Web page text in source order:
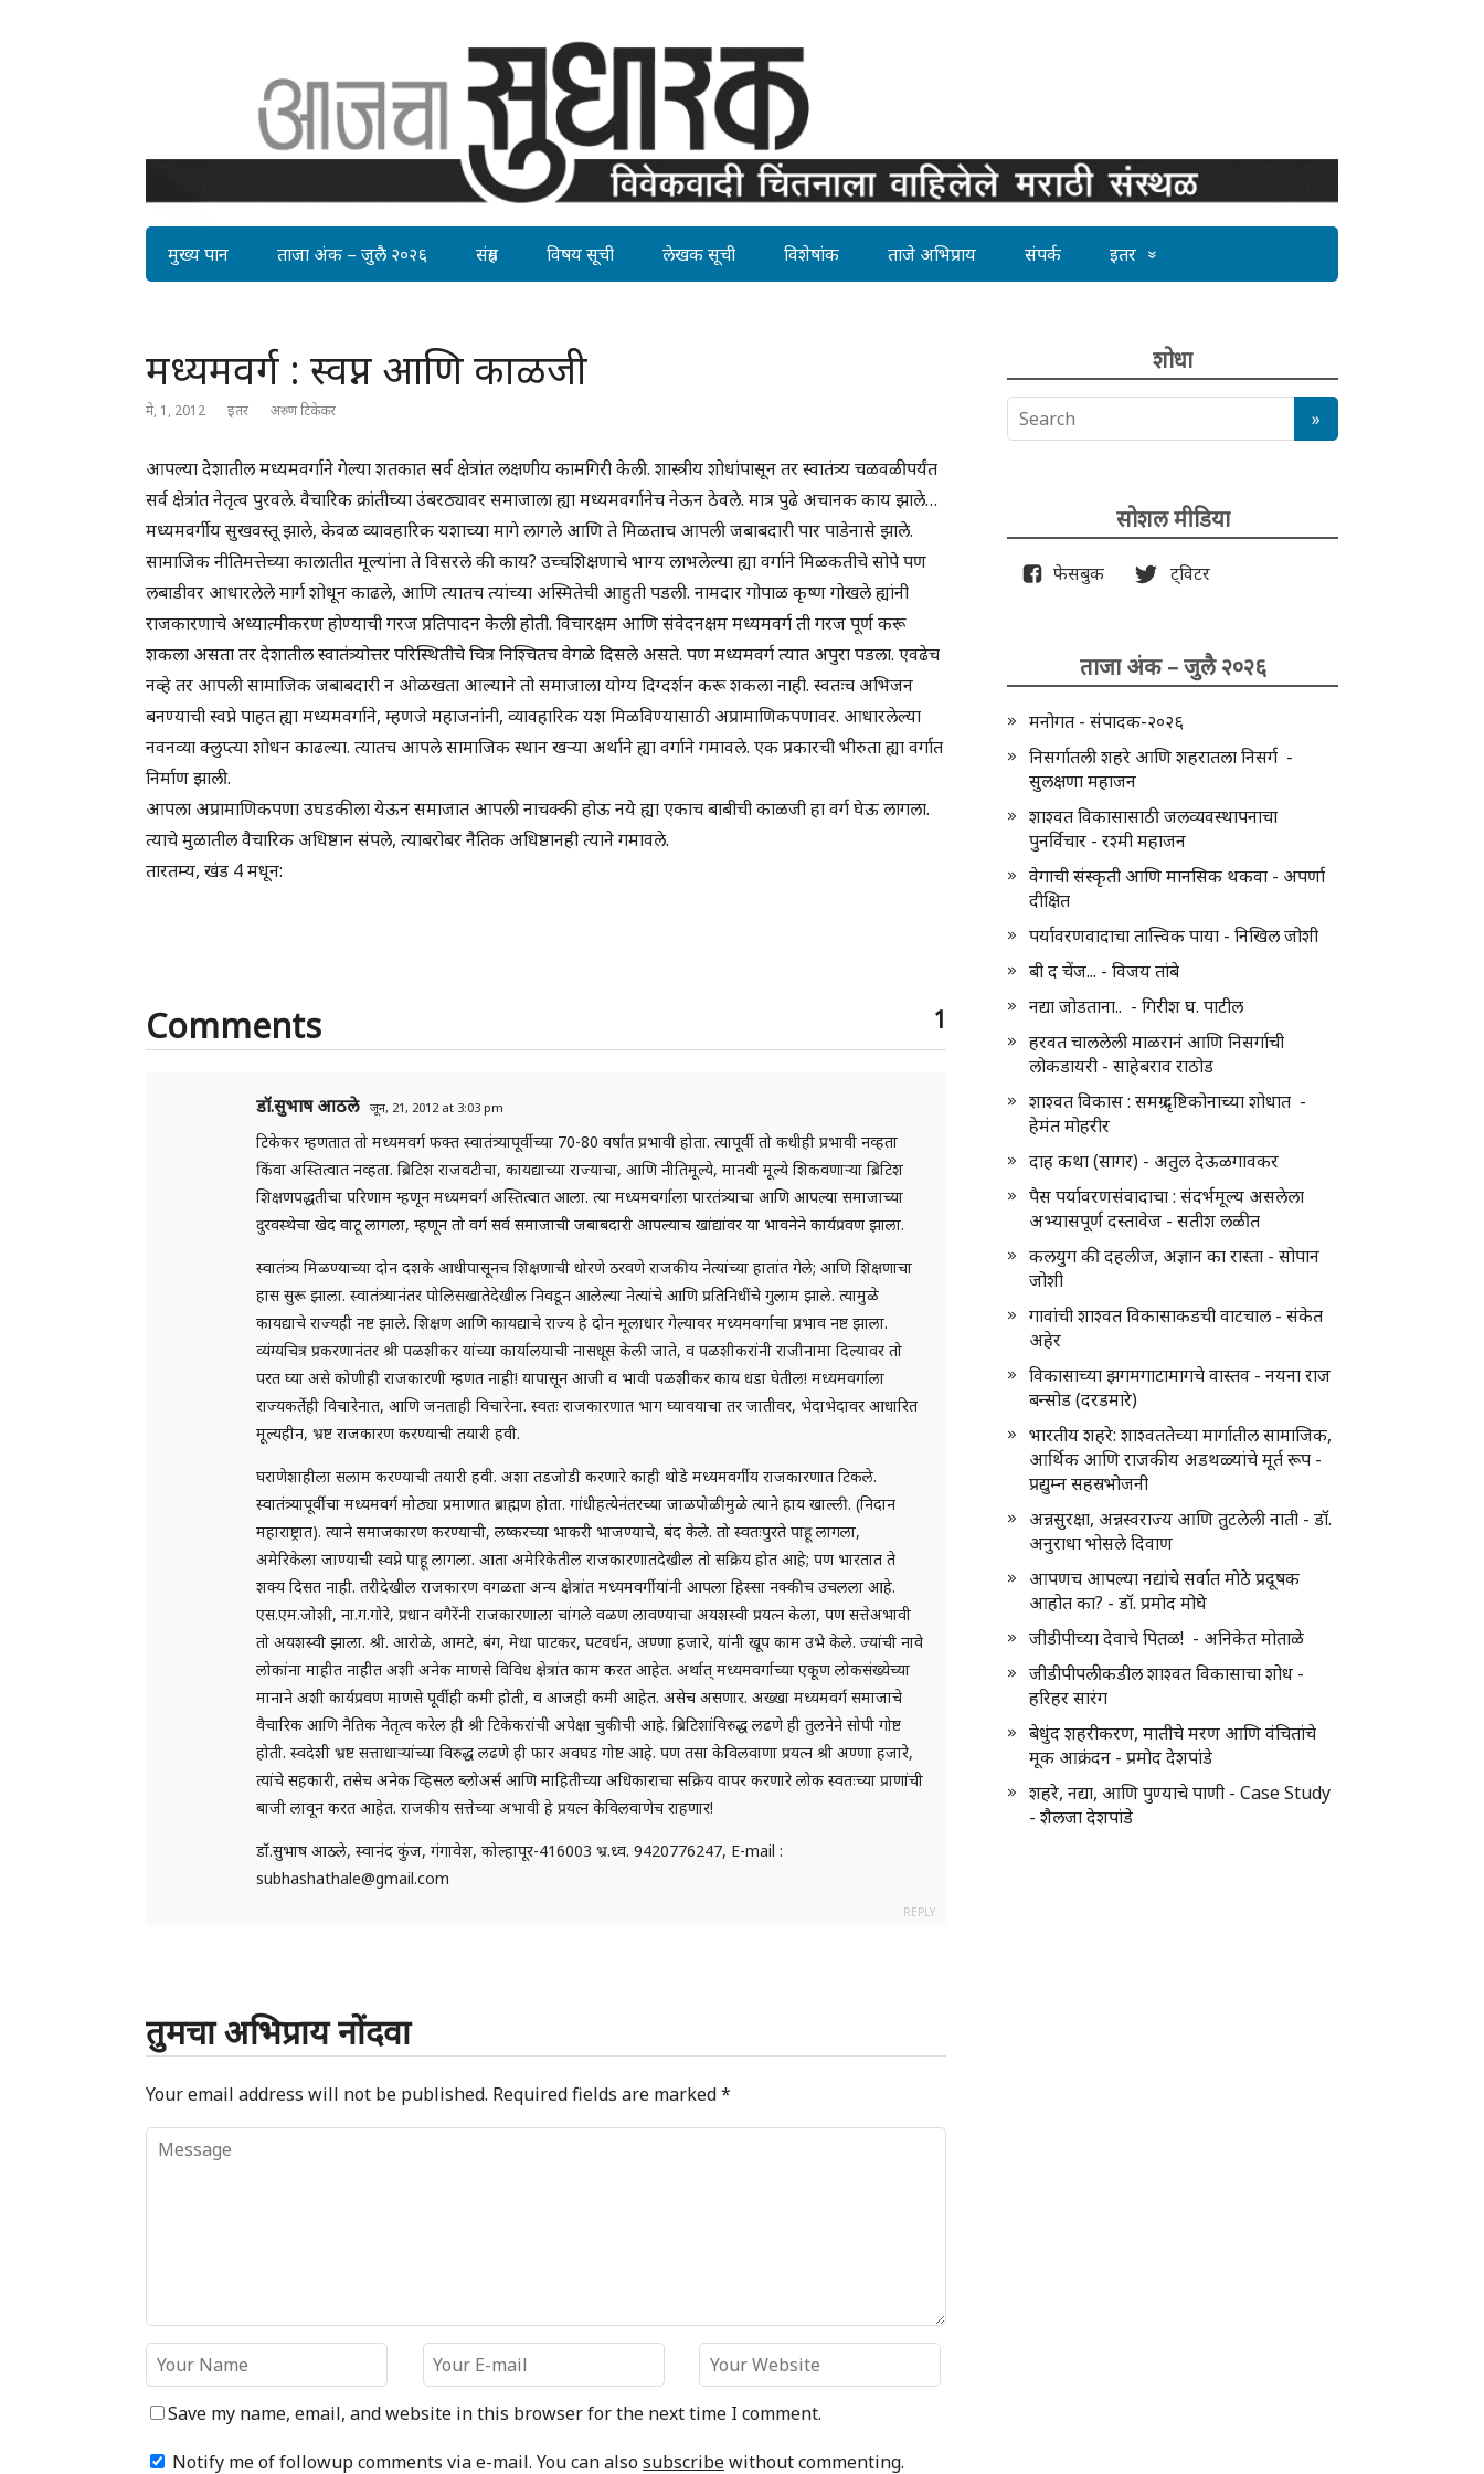
मुख्य पान ताजा अंक – जुलै २०२६ संग्रह विषय सूची लेखक सूची विशेषांक ताजे अभिप्राय संपर्क इतर
मध्यमवर्ग : स्वप्न आणि काळजी
मे, 1, 2012 इतर अरुण टिकेकर
आपल्या देशातील मध्यमवर्गाने गेल्या शतकात सर्व क्षेत्रांत लक्षणीय कामगिरी केली. शास्त्रीय शोधांपासून तर स्वातंत्र्य चळवळीपर्यंत
सर्व क्षेत्रांत नेतृत्व पुरवले. वैचारिक क्रांतीच्या उंबरठ्यावर समाजाला ह्या मध्यमवर्गानेच नेऊन ठेवले. मात्र पुढे अचानक काय झाले…
मध्यमवर्गीय सुखवस्तू झाले, केवळ व्यावहारिक यशाच्या मागे लागले आणि ते मिळताच आपली जबाबदारी पार पाडेनासे झाले.
सामाजिक नीतिमत्तेच्या कालातीत मूल्यांना ते विसरले की काय? उच्चशिक्षणाचे भाग्य लाभलेल्या ह्या वर्गाने मिळकतीचे सोपे पण
लबाडीवर आधारलेले मार्ग शोधून काढले, आणि त्यातच त्यांच्या अस्मितेची आहुती पडली. नामदार गोपाळ कृष्ण गोखले ह्यांनी
राजकारणाचे अध्यात्मीकरण होण्याची गरज प्रतिपादन केली होती. विचारक्षम आणि संवेदनक्षम मध्यमवर्ग ती गरज पूर्ण करू
शकला असता तर देशातील स्वातंत्र्योत्तर परिस्थितीचे चित्र निश्चितच वेगळे दिसले असते. पण मध्यमवर्ग त्यात अपुरा पडला. एवढेच
नव्हे तर आपली सामाजिक जबाबदारी न ओळखता आल्याने तो समाजाला योग्य दिग्दर्शन करू शकला नाही. स्वतःच अभिजन
बनण्याची स्वप्ने पाहत ह्या मध्यमवर्गाने, म्हणजे महाजनांनी, व्यावहारिक यश मिळविण्यासाठी अप्रामाणिकपणावर. आधारलेल्या
नवनव्या क्लुप्त्या शोधन काढल्या. त्यातच आपले सामाजिक स्थान खऱ्या अर्थाने ह्या वर्गाने गमावले. एक प्रकारची भीरुता ह्या वर्गात
निर्माण झाली.
आपला अप्रामाणिकपणा उघडकीला येऊन समाजात आपली नाचक्की होऊ नये ह्या एकाच बाबीची काळजी हा वर्ग घेऊ लागला.
त्याचे मुळातील वैचारिक अधिष्ठान संपले, त्याबरोबर नैतिक अधिष्ठानही त्याने गमावले.
तारतम्य, खंड 4 मधून:
Comments 1
डॉ.सुभाष आठले जून, 21, 2012 at 3:03 pm
टिकेकर म्हणतात तो मध्यमवर्ग फक्त स्वातंत्र्यापूर्वीच्या 70-80 वर्षांत प्रभावी होता. त्यापूर्वी तो कधीही प्रभावी नव्हता
किंवा अस्तित्वात नव्हता. ब्रिटिश राजवटीचा, कायद्याच्या राज्याचा, आणि नीतिमूल्ये, मानवी मूल्ये शिकवणाऱ्या ब्रिटिश
शिक्षणपद्धतीचा परिणाम म्हणून मध्यमवर्ग अस्तित्वात आला. त्या मध्यमवर्गाला पारतंत्र्याचा आणि आपल्या समाजाच्या
दुरवस्थेचा खेद वाटू लागला, म्हणून तो वर्ग सर्व समाजाची जबाबदारी आपल्याच खांद्यांवर या भावनेने कार्यप्रवण झाला.
स्वातंत्र्य मिळण्याच्या दोन दशके आधीपासूनच शिक्षणाची धोरणे ठरवणे राजकीय नेत्यांच्या हातांत गेले; आणि शिक्षणाचा
हास सुरू झाला. स्वातंत्र्यानंतर पोलिसखातेदेखील निवडून आलेल्या नेत्यांचे आणि प्रतिनिधींचे गुलाम झाले. त्यामुळे
कायद्याचे राज्यही नष्ट झाले. शिक्षण आणि कायद्याचे राज्य हे दोन मूलाधार गेल्यावर मध्यमवर्गाचा प्रभाव नष्ट झाला.
व्यंग्यचित्र प्रकरणानंतर श्री पळशीकर यांच्या कार्यालयाची नासधूस केली जाते, व पळशीकरांनी राजीनामा दिल्यावर तो
परत घ्या असे कोणीही राजकारणी म्हणत नाही! यापासून आजी व भावी पळशीकर काय धडा घेतील! मध्यमवर्गाला
राज्यकर्तेही विचारेनात, आणि जनताही विचारेना. स्वतः राजकारणात भाग घ्यावयाचा तर जातीवर, भेदाभेदावर आधारित
मूल्यहीन, भ्रष्ट राजकारण करण्याची तयारी हवी.
घराणेशाहीला सलाम करण्याची तयारी हवी. अशा तडजोडी करणारे काही थोडे मध्यमवर्गीय राजकारणात टिकले.
स्वातंत्र्यापूर्वीचा मध्यमवर्ग मोठ्या प्रमाणात ब्राह्मण होता. गांधीहत्येनंतरच्या जाळपोळीमुळे त्याने हाय खाल्ली. (निदान
महाराष्ट्रात). त्याने समाजकारण करण्याची, लष्करच्या भाकरी भाजण्याचे, बंद केले. तो स्वतःपुरते पाहू लागला,
अमेरिकेला जाण्याची स्वप्ने पाहू लागला. आता अमेरिकेतील राजकारणातदेखील तो सक्रिय होत आहे; पण भारतात ते
शक्य दिसत नाही. तरीदेखील राजकारण वगळता अन्य क्षेत्रांत मध्यमवर्गीयांनी आपला हिस्सा नक्कीच उचलला आहे.
एस.एम.जोशी, ना.ग.गोरे, प्रधान वगैरेंनी राजकारणाला चांगले वळण लावण्याचा अयशस्वी प्रयत्न केला, पण सत्तेअभावी
तो अयशस्वी झाला. श्री. आरोळे, आमटे, बंग, मेधा पाटकर, पटवर्धन, अण्णा हजारे, यांनी खूप काम उभे केले. ज्यांची नावे
लोकांना माहीत नाहीत अशी अनेक माणसे विविध क्षेत्रांत काम करत आहेत. अर्थात् मध्यमवर्गाच्या एकूण लोकसंख्येच्या
मानाने अशी कार्यप्रवण माणसे पूर्वीही कमी होती, व आजही कमी आहेत. असेच असणार. अख्खा मध्यमवर्ग समाजाचे
वैचारिक आणि नैतिक नेतृत्व करेल ही श्री टिकेकरांची अपेक्षा चुकीची आहे. ब्रिटिशांविरुद्ध लढणे ही तुलनेने सोपी गोष्ट
होती. स्वदेशी भ्रष्ट सत्ताधाऱ्यांच्या विरुद्ध लढणे ही फार अवघड गोष्ट आहे. पण तसा केविलवाणा प्रयत्न श्री अण्णा हजारे,
त्यांचे सहकारी, तसेच अनेक व्हिसल ब्लोअर्स आणि माहितीच्या अधिकाराचा सक्रिय वापर करणारे लोक स्वतःच्या प्राणांची
बाजी लावून करत आहेत. राजकीय सत्तेच्या अभावी हे प्रयत्न केविलवाणेच राहणार!
डॉ.सुभाष आठले, स्वानंद कुंज, गंगावेश, कोल्हापूर-416003 भ्र.ध्व. 9420776247, E-mail :
subhashathale@gmail.com
REPLY
तुमचा अभिप्राय नोंदवा
Your email address will not be published. Required fields are marked*
Save my name, email, and website in this browser for the next time I comment.
Notify me of followup comments via e-mail. You can alsosubscribewithout commenting.
शोधा
सोशल मीडिया
फेसबुक ट्विटर
ताजा अंक – जुलै २०२६
मनोगत - संपादक-२०२६
निसर्गातली शहरे आणि शहरातला निसर्ग -
सुलक्षणा महाजन
शाश्वत विकासासाठी जलव्यवस्थापनाचा
पुनर्विचार - रश्मी महाजन
वेगाची संस्कृती आणि मानसिक थकवा - अपर्णा
दीक्षित
पर्यावरणवादाचा तात्त्विक पाया - निखिल जोशी
बी द चेंज... - विजय तांबे
नद्या जोडताना.. - गिरीश घ. पाटील
हरवत चाललेली माळरानं आणि निसर्गाची
लोकडायरी - साहेबराव राठोड
शाश्वत विकास : समग्र दृष्टिकोनाच्या शोधात -
हेमंत मोहरीर
दाह कथा (सागर) - अतुल देऊळगावकर
पैस पर्यावरणसंवादाचा : संदर्भमूल्य असलेला
अभ्यासपूर्ण दस्तावेज - सतीश लळीत
कलयुग की दहलीज, अज्ञान का रास्ता - सोपान
जोशी
गावांची शाश्वत विकासाकडची वाटचाल - संकेत
अहेर
विकासाच्या झगमगाटामागचे वास्तव - नयना राज
बन्सोड (दरडमारे)
भारतीय शहरे: शाश्वततेच्या मार्गातील सामाजिक,
आर्थिक आणि राजकीय अडथळ्यांचे मूर्त रूप -
प्रद्युम्न सहस्रभोजनी
अन्नसुरक्षा, अन्नस्वराज्य आणि तुटलेली नाती - डॉ.
अनुराधा भोसले दिवाण
आपणच आपल्या नद्यांचे सर्वात मोठे प्रदूषक
आहोत का? - डॉ. प्रमोद मोघे
जीडीपीच्या देवाचे पितळ! - अनिकेत मोताळे
जीडीपीपलीकडील शाश्वत विकासाचा शोध -
हरिहर सारंग
बेधुंद शहरीकरण, मातीचे मरण आणि वंचितांचे
मूक आक्रंदन - प्रमोद देशपांडे
शहरे, नद्या, आणि पुण्याचे पाणी - Case Study
- शैलजा देशपांडे